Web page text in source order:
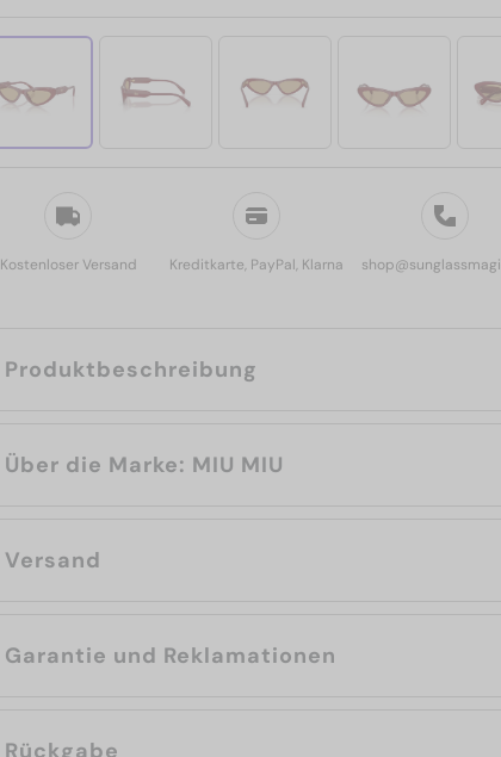
Kostenloser Versand Kreditkarte, PayPal, Klarna
Produktbeschreibung
Über die Marke: MIU MIU
Versand
Garantie und Reklamationen
Rückgabe